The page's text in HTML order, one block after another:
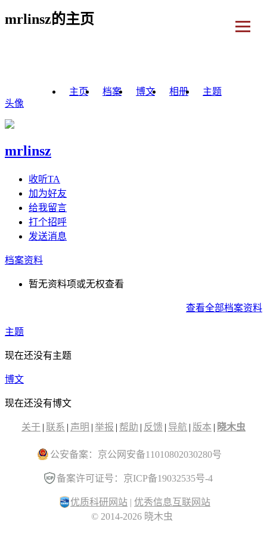
mrlinsz的主页
主页 档案 博文 相册
主题
头像
mrlinsz
收听TA
加为好友
给我留言
打个招呼
发送消息
档案资料
暂无资料项或无权查看
查看全部档案资料
主题
现在还没有主题
博文
现在还没有博文
关于 | 联系 | 声明 | 举报 | 帮助 | 反馈 | 导航 | 版本 | 晓木虫
公安备案：京公网安备11010802030280号
备案许可证号：京ICP备19032535号-4
优质科研网站 | 优秀信息互联网站
© 2014-2026 晓木虫